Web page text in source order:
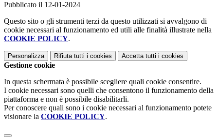
Pubblicato il 12-01-2024
Questo sito o gli strumenti terzi da questo utilizzati si avvalgono di
cookie necessari al funzionamento ed utili alle finalità illustrate nella
COOKIE POLICY.
Personalizza Rifiuta tutti i cookies Accetta tutti i cookies
Gestione cookie
In questa schermata è possibile scegliere quali cookie consentire.
I cookie necessari sono quelli che consentono il funzionamento della
piattaforma e non è possibile disabilitarli.
Per conoscere quali sono i cookie necessari al funzionamento potete
visionare la COOKIE POLICY.